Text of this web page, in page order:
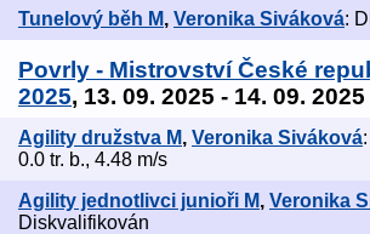
Tunelový běh M, Veronika Siváková:
Povrly - Mistrovství České
2025, 13. 09. 2025 - 14. 09. 2025
Agility družstva M, Veronika Siváková
0.0 tr. b., 4.48 m/s
Agility jednotlivci junioři M, Veronika
Diskvalifikován